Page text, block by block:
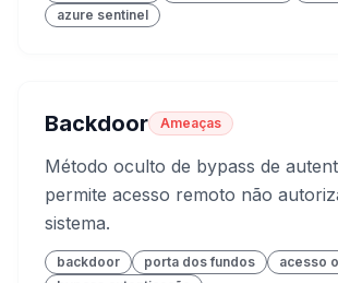
azure sentinel
Backdoor Ameaças
Método oculto de bypass de
permite acesso remoto não
sistema.
backdoor porta dos fundos
acesso